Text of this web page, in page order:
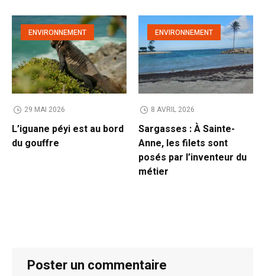
ENVIRONNEMENT
29 MAI 2026
L’iguane péyi est au bord
du gouffre
ENVIRONNEMENT
8 AVRIL 2026
Sargasses : À Sainte-
Anne, les filets sont
posés par l’inventeur du
métier
Poster un commentaire